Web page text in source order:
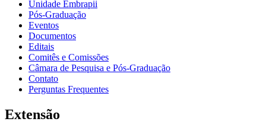
Unidade Embrapii
Pós-Graduação
Eventos
Documentos
Editais
Comitês e Comissões
Câmara de Pesquisa e Pós-Graduação
Contato
Perguntas Frequentes
Extensão